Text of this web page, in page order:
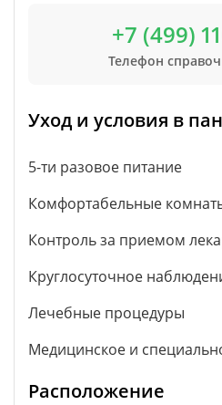
+7 (499)
Телефон
Уход и условия в
5-ти разовое питание
Комфортабельные
Контроль за приемом
Круглосуточное
Лечебные процедуры
Медицинское и
Расположение